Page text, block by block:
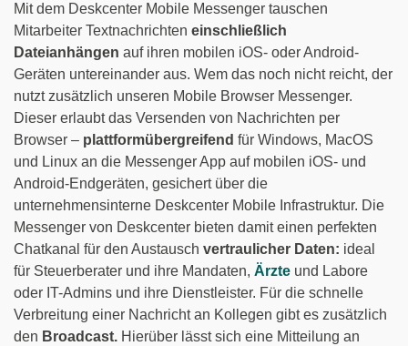
Mit dem Deskcenter Mobile Messenger tauschen
Mitarbeiter Textnachrichten einschließlich
Dateianhängen auf ihren mobilen iOS- oder Android-
Geräten untereinander aus. Wem das noch nicht reicht, der
nutzt zusätzlich unseren Mobile Browser Messenger.
Dieser erlaubt das Versenden von Nachrichten per
Browser – plattformübergreifend für Windows, MacOS
und Linux an die Messenger App auf mobilen iOS- und
Android-Endgeräten, gesichert über die
unternehmensinterne Deskcenter Mobile Infrastruktur. Die
Messenger von Deskcenter bieten damit einen perfekten
Chatkanal für den Austausch vertraulicher Daten: ideal
für Steuerberater und ihre Mandaten, Ärzte und Labore
oder IT-Admins und ihre Dienstleister. Für die schnelle
Verbreitung einer Nachricht an Kollegen gibt es zusätzlich
den Broadcast. Hierüber lässt sich eine Mitteilung an